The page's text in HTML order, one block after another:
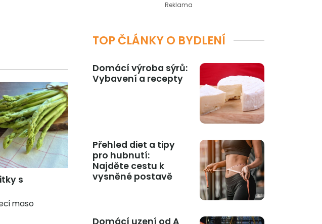
s
maso
Reklama
TOP ČLÁNKY O BYDLENÍ
Domácí výroba sýrů:
Vybavení a recepty
Přehled diet a tipy
pro hubnutí:
Najděte cestu k
vysněné postavě